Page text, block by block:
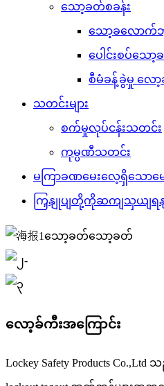
သော့ခတ်စခန်း
သော့ခလောက်
ပေါင်းစပ်သော့
စီမံခန့်ခွဲမှု လော့
သတင်းများ
စက်မှုလုပ်ငန်းသတင်း
ကုမ္ပဏီသတင်း
မကြာခဏမေးလေ့ရှိသောမေး
ကြှနျုပျတို့ကိုဆကျသှယျရန
လော့ခ်ကီးအကြောင်း
Lockey Safety Products